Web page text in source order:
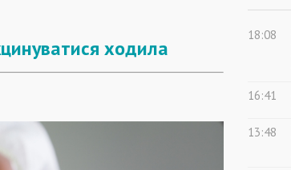
ходила
18:08
16:41
13:48